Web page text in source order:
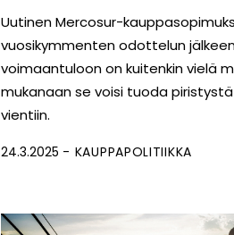
Uutinen Mercosur-
vuosikymmenten odottelun
voimaantuloon on kuitenkin vielä
mukanaan se voisi tuoda
vientiin.
24.3.2025 KAUPPAPOLITIIKKA